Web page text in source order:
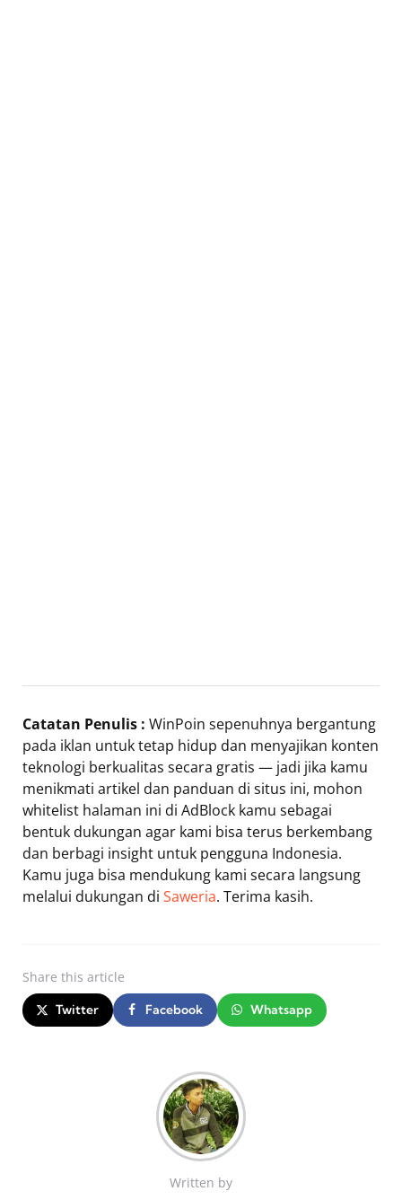
Catatan Penulis : WinPoin sepenuhnya bergantung
pada iklan untuk tetap hidup dan menyajikan konten
teknologi berkualitas secara gratis — jadi jika kamu
menikmati artikel dan panduan di situs ini, mohon
whitelist halaman ini di AdBlock kamu sebagai
bentuk dukungan agar kami bisa terus berkembang
dan berbagi insight untuk pengguna Indonesia.
Kamu juga bisa mendukung kami secara langsung
melalui dukungan di Saweria. Terima kasih.
Share this article
Twitter Facebook Whatsapp
Written by